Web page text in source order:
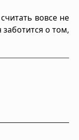
вовсе не
о том,